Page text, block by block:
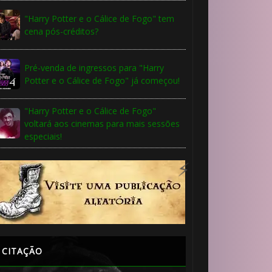
"Harry Potter e o Cálice de Fogo" tem
cena pós-créditos?
Pré-venda de ingressos para "Harry
Potter e o Cálice de Fogo" já começou!
"Harry Potter e o Cálice de Fogo"
voltará aos cinemas para mais sessões
especiais!
CITAÇÃO
🎂
⚡